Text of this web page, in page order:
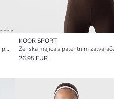
Ženska oversize majica s kapuljačom na patentni zatvarač
KOOR SPORT
26.95 EUR